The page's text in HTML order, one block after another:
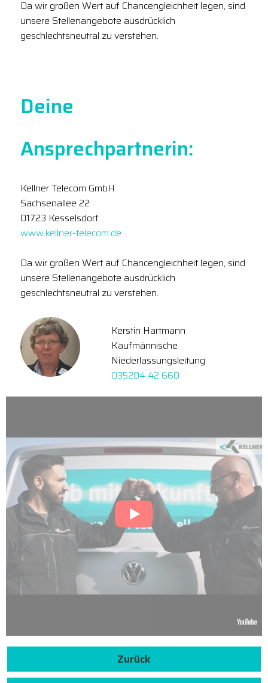
Da wir großen Wert auf Chancengleichheit legen, sind
unsere Stellenangebote ausdrücklich
geschlechtsneutral zu verstehen.
Deine
Ansprechpartnerin:
Kellner Telecom GmbH
Sachsenallee 22
01723 Kesselsdorf
www.kellner-telecom.de
Da wir großen Wert auf Chancengleichheit legen, sind
unsere Stellenangebote ausdrücklich
geschlechtsneutral zu verstehen.
Kerstin Hartmann
Kaufmännische
Niederlassungsleitung
035204 42 660
Zurück